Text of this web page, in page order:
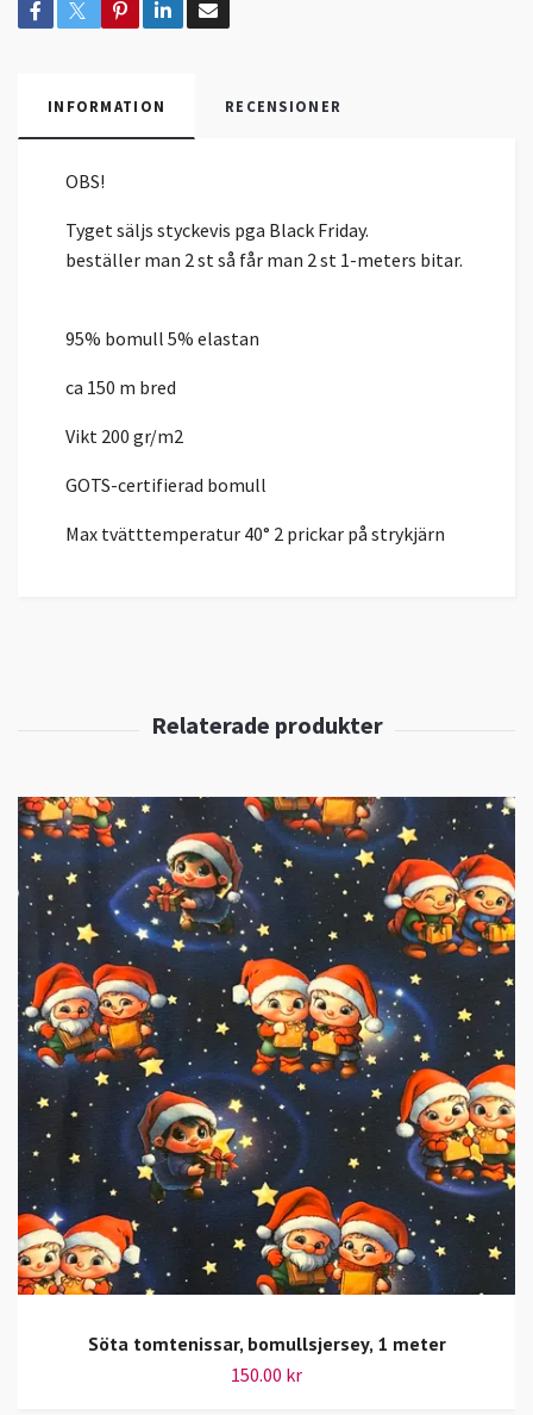
INFORMATION RECENSIONER
OBS!
Tyget säljs styckevis pga Black Friday.
beställer man 2 st så får man 2 st 1-meters bitar.
95% bomull 5% elastan
ca 150 m bred
Vikt 200 gr/m2
GOTS-certifierad bomull
Max tvätttemperatur 40° 2 prickar på strykjärn
Söta tomtenissar, bomullsjersey, 1 meter
150.00 kr